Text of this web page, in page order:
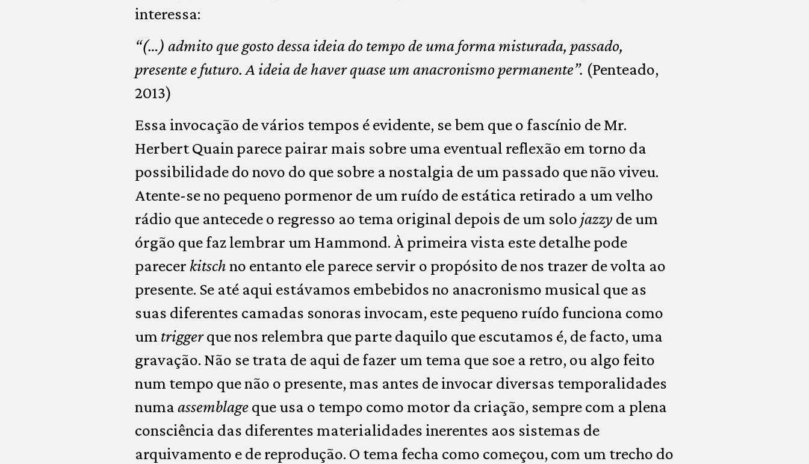
interessa:
“(…) admito que gosto dessa ideia do tempo de uma forma misturada, passado,
presente e futuro. A ideia de haver quase um anacronismo permanente”. (Penteado,
2013)
Essa invocação de vários tempos é evidente, se bem que o fascínio de Mr.
Herbert Quain parece pairar mais sobre uma eventual reflexão em torno da
possibilidade do novo do que sobre a nostalgia de um passado que não viveu.
Atente-se no pequeno pormenor de um ruído de estática retirado a um velho
rádio que antecede o regresso ao tema original depois de um solo jazzy de um
órgão que faz lembrar um Hammond. À primeira vista este detalhe pode
parecerkitschno entanto ele parece servir o propósito de nos trazer de volta ao
presente. Se até aqui estávamos embebidos no anacronismo musical que as
suas diferentes camadas sonoras invocam, este pequeno ruído funciona como
um triggerque nos relembra que parte daquilo que escutamos é, de facto, uma
gravação. Não se trata de aqui de fazer um tema que soe a retro, ou algo feito
num tempo que não o presente, mas antes de invocar diversas temporalidades
numaassemblageque usa o tempo como motor da criação, sempre com a plena
consciência das diferentes materialidades inerentes aos sistemas de
arquivamento e de reprodução. O tema fecha como começou, com um trecho do